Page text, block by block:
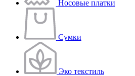
Носовые платки
Сумки
Эко текстиль